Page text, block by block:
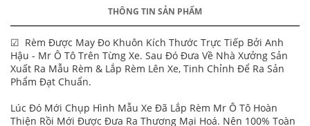
THÔNG TIN SẢN PHẨM
☑ Rèm Được May Đo Khuôn Kích Thước Trực Tiếp Bởi Anh
Hậu - Mr Ô Tô Trên Từng Xe. Sau Đó Đưa Về Nhà Xưởng Sản
Xuất Ra Mẫu Rèm & Lắp Rèm Lên Xe, Tinh Chỉnh Để Ra Sản
Phẩm Đạt Chuẩn.
Lúc Đó Mới Chụp Hình Mẫu Xe Đã Lắp Rèm Mr Ô Tô Hoàn
Thiện Rồi Mới Được Đưa Ra Thương Mại Hoá. Nên 100% Toàn